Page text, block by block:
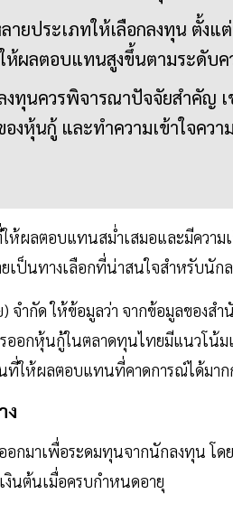
ยประเภทให้เลือกลงทุน ตั้งแ
ห้ผลตอบแทนสูงขึ้นตามระดับค
งทุนควรพิจารณาปัจจัยสำคัญ
องหุ้นกู้ และทำความเข้าใจคว
ห้ผลตอบแทนสม่ำเสมอและมีความ
ป็นทางเลือกที่น่าสนใจสำหรับนัก
ำกัด ให้ข้อมูลว่า จากข้อมูลของส
ออกหุ้นกู้ในตลาดทุนไทยมีแนวโน้ม
ให้ผลตอบแทนที่คาดการณ์ได้มาก
ง
กมาเพื่อระดมทุนจากนักลงทุน โ
งินต้นเมื่อครบกำหนดอายุ